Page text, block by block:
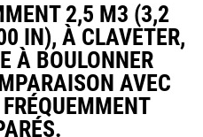
2,5 M3 (3,2
IN), À CLAVETER,
À BOULONNER
AVEC